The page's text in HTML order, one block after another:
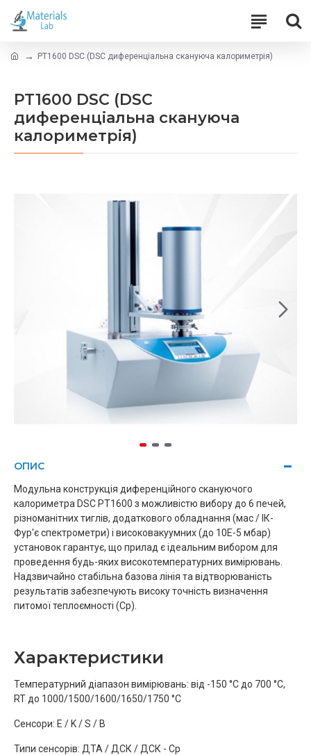
PT1600 DSC (DSC диференціальна скануюча калориметрія)
PT1600 DSC (DSC
диференціальна скануюча
калориметрія)
ОПИС
Модульна конструкція диференційного скануючого
калориметра DSC PT1600 з можливістю вибору до 6 печей,
різноманітних тиглів, додаткового обладнання (мас / ІК-
Фур'є спектрометри) і високовакуумних (до 10E-5 мбар)
установок гарантує, що прилад є ідеальним вибором для
проведення будь-яких високотемпературних вимірювань.
Надзвичайно стабільна базова лінія та відтворюваність
результатів забезпечують високу точність визначення
питомої теплоємності (Cp).
Характеристики
Температурний діапазон вимірювань: від -150 °C до 700 °C,
RT до 1000/1500/1600/1650/1750 °C
Сенсори: E / K / S / B
Типи сенсорів: ДТА / ДСК / ДСК - Cp